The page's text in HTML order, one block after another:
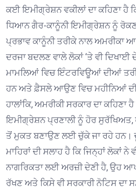
ਕਈ ਇਮੀਗ੍ਰੇਸ਼ਨ ਵਕੀਲਾਂ ਦਾ ਕਹਿਣਾ ਹੈ
ਧਿਆਨ ਗੈਰ-ਕਾਨੂੰਨੀ ਇਮੀਗ੍ਰੇਸ਼ਨ ਨੂੰ
ਪ੍ਰਭਾਵ ਕਾਨੂੰਨੀ ਤਰੀਕੇ ਨਾਲ
ਦਰਜਾ ਬਦਲਣ ਵਾਲੇ ਲੋਕਾਂ ‘ਤੇ ਵੀ ਦਿਖਾਈ
ਮਾਮਲਿਆਂ ਵਿਚ ਇੰਟਰਵਿਊਆਂ ਦੀਆਂ
ਹਨ ਅਤੇ ਫ਼ੈਸਲੇ ਆਉਣ ਵਿਚ ਮਹੀਨਿਆਂ ਦੀ
ਹਾਲਾਂਕਿ, ਅਮਰੀਕੀ ਸਰਕਾਰ ਦਾ ਕਹਿਣਾ
ਇਮੀਗ੍ਰੇਸ਼ਨ ਪ੍ਰਣਾਲੀ ਨੂੰ ਹੋਰ ਸੁਰੱਖਿਅਤ,
ਤੋਂ ਮੁਕਤ ਬਣਾਉਣ ਲਈ ਚੁੱਕੇ ਜਾ ਰਹੇ ਹਨ।
ਮਾਹਿਰਾਂ ਦੀ ਸਲਾਹ ਹੈ ਕਿ ਜਿਨ੍ਹਾਂ ਲੋਕਾਂ ਨੇ
ਨਾਗਰਿਕਤਾ ਲਈ ਅਰਜ਼ੀ ਦੇਣੀ ਹੈ, ਉਹ
ਰੱਖਣ ਅਤੇ ਕਿਸੇ ਵੀ ਸਰਕਾਰੀ ਨੋਟਿਸ ਦਾ